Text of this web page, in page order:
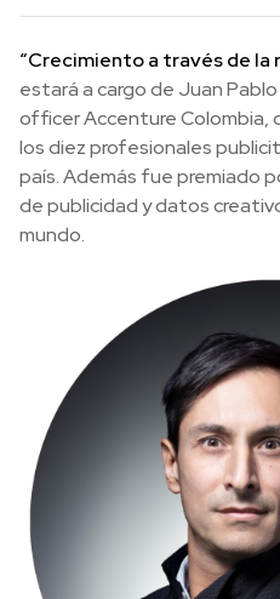
“Crecimiento a través de la
estará a cargo de Juan
officer Accenture Colombia,
los diez profesionales
país. Además fue premiado
de publicidad y datos
mundo.